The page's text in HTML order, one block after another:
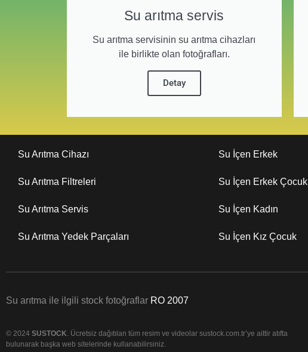
Su arıtma servis
Su arıtma servisinin su arıtma cihazları
ile birlikte olan fotoğrafları.
Detay
Su Arıtma Cihazı
Su Arıtma Filtreleri
Su Arıtma Servis
Su Arıtma Yedek Parçaları
Su İçen Erkek
Su İçen Erkek Çocuk
Su İçen Kadın
Su İçen Kız Çocuk
Su arıtma ile ilgili stock fotoğraflar RO 2007
© 2024 SUSTOCK. Ücretsiz dağıtılan tüm resim ve videolar sustock.com.tr’ye aittir atıfta
bulunarak başka web sitelerinde kullanabilirsiniz.